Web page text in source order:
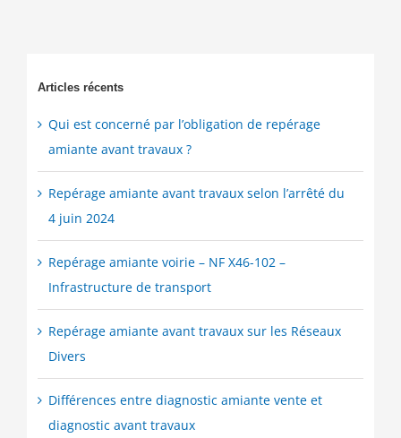
Articles récents
Qui est concerné par l’obligation de repérage
amiante avant travaux ?
Repérage amiante avant travaux selon l’arrêté du
4 juin 2024
Repérage amiante voirie – NF X46-102 –
Infrastructure de transport
Repérage amiante avant travaux sur les Réseaux
Divers
Différences entre diagnostic amiante vente et
diagnostic avant travaux